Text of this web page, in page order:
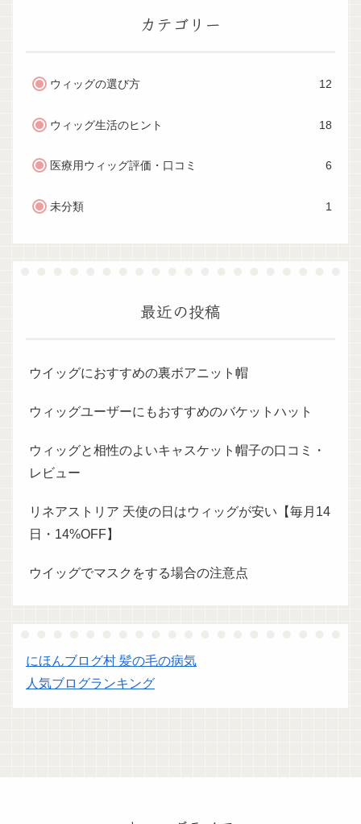
カテゴリー
ウィッグの選び方 12
ウィッグ生活のヒント 18
医療用ウィッグ評価・口コミ 6
未分類 1
最近の投稿
ウイッグにおすすめの裏ボアニット帽
ウィッグユーザーにもおすすめのバケットハット
ウィッグと相性のよいキャスケット帽子の口コミ・
レビュー
リネアストリア 天使の日はウィッグが安い【毎月14
日・14%OFF】
ウイッグでマスクをする場合の注意点
にほんブログ村 髪の毛の病気
人気ブログランキング